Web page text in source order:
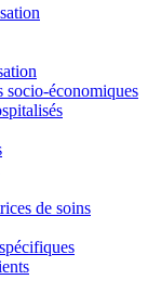
socio-économiques
de soins